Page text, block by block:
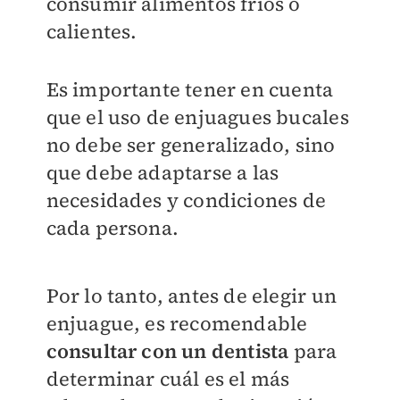
calientes.
Es importante tener en cuenta
que el uso de enjuagues bucales
no debe ser generalizado, sino
que debe adaptarse a las
necesidades y condiciones de
cada persona.
Por lo tanto, antes de elegir un
enjuague, es recomendable
consultar con un dentista para
determinar cuál es el más